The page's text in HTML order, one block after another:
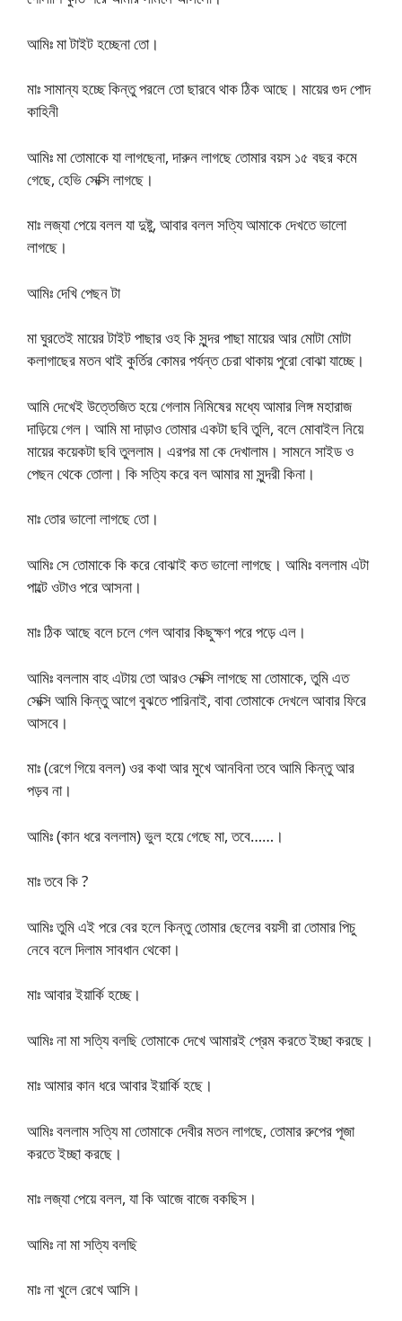
আমিঃ মা টাইট হচ্ছেনা তো।
মাঃ সামান্য হচ্ছে কিন্তু পরলে তো ছারবে থাক ঠিক আছে। মায়ের গুদ পোদ
কাহিনী
আমিঃ মা তোমাকে যা লাগছেনা, দারুন লাগছে তোমার বয়স ১৫ বছর কমে
গেছে, হেভি সেক্সি লাগছে।
মাঃ লজ্যা পেয়ে বলল যা দুষ্টু, আবার বলল সত্যি আমাকে দেখতে ভালো
লাগছে।
আমিঃ দেখি পেছন টা
মা ঘুরতেই মায়ের টাইট পাছার ওহ কি সুন্দর পাছা মায়ের আর মোটা মোটা
কলাগাছের মতন থাই কুর্তির কোমর পর্যন্ত চেরা থাকায় পুরো বোঝা যাচ্ছে।
আমি দেখেই উত্তেজিত হয়ে গেলাম নিমিষের মধ্যে আমার লিঙ্গ মহারাজ
দাড়িয়ে গেল। আমি মা দাড়াও তোমার একটা ছবি তুলি, বলে মোবাইল নিয়ে
মায়ের কয়েকটা ছবি তুললাম। এরপর মা কে দেখালাম। সামনে সাইড ও
পেছন থেকে তোলা। কি সত্যি করে বল আমার মা সুন্দরী কিনা।
মাঃ তোর ভালো লাগছে তো।
আমিঃ সে তোমাকে কি করে বোঝাই কত ভালো লাগছে। আমিঃ বললাম এটা
পাল্টে ওটাও পরে আসনা।
মাঃ ঠিক আছে বলে চলে গেল আবার কিছুক্ষণ পরে পড়ে এল।
আমিঃ বললাম বাহ এটায় তো আরও সেক্সি লাগছে মা তোমাকে, তুমি এত
সেক্সি আমি কিন্তু আগে বুঝতে পারিনাই, বাবা তোমাকে দেখলে আবার ফিরে
আসবে।
মাঃ (রেগে গিয়ে বলল) ওর কথা আর মুখে আনবিনা তবে আমি কিন্তু আর
পড়ব না।
আমিঃ (কান ধরে বললাম) ভুল হয়ে গেছে মা, তবে……।
মাঃ তবে কি ?
আমিঃ তুমি এই পরে বের হলে কিন্তু তোমার ছেলের বয়সী রা তোমার পিচু
নেবে বলে দিলাম সাবধান থেকো।
মাঃ আবার ইয়ার্কি হচ্ছে।
আমিঃ না মা সত্যি বলছি তোমাকে দেখে আমারই প্রেম করতে ইচ্ছা করছে।
মাঃ আমার কান ধরে আবার ইয়ার্কি হছে।
আমিঃ বললাম সত্যি মা তোমাকে দেবীর মতন লাগছে, তোমার রুপের পূজা
করতে ইচ্ছা করছে।
মাঃ লজ্যা পেয়ে বলল, যা কি আজে বাজে বকছিস।
আমিঃ না মা সত্যি বলছি
মাঃ না খুলে রেখে আসি।